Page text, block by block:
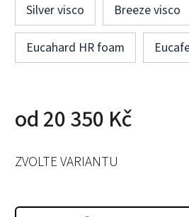
Silver visco
Breeze visco
Eucahard HR foam
od20 350 Kč
ZVOLTE VARIANTU